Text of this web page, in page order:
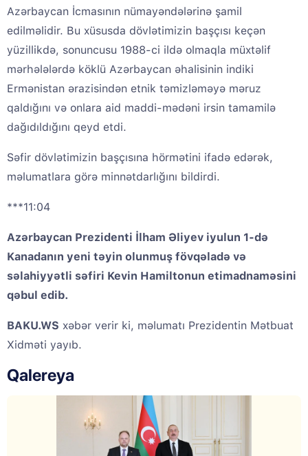
Azərbaycan İcmasının nümayəndələrinə şamil
edilməlidir. Bu xüsusda dövlətimizin başçısı keçən
yüzillikdə, sonuncusu 1988-ci ildə olmaqla müxtəlif
mərhələlərdə köklü Azərbaycan əhalisinin indiki
Ermənistan ərazisindən etnik təmizləməyə məruz
qaldığını və onlara aid maddi-mədəni irsin tamamilə
dağıdıldığını qeyd etdi.
Səfir dövlətimizin başçısına hörmətini ifadə edərək,
məlumatlara görə minnətdarlığını bildirdi.
***11:04
Azərbaycan Prezidenti İlham Əliyev iyulun 1-də
Kanadanın yeni təyin olunmuş fövqəladə və
səlahiyyətli səfiri Kevin Hamiltonun etimadnaməsini
qəbul edib.
BAKU.WS xəbər verir ki, məlumatı Prezidentin Mətbuat
Xidməti yayıb.
Qalereya